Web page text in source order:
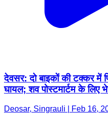
देवसर: दो बाइकों की टक्कर में
घायल; शव पोस्टमार्टम के लिए
Deosar, Singrauli | Feb 16,